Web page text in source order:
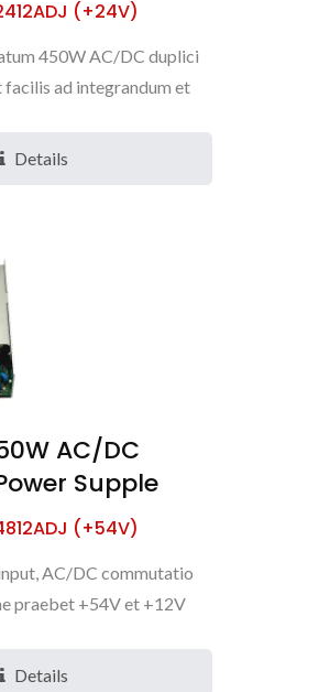
(+24V)
450W AC/DC duplici
facilis ad integrandum et
Details
AC/DC
Supple
(+54V)
AC/DC commutatio
praebet +54V et +12V
Details